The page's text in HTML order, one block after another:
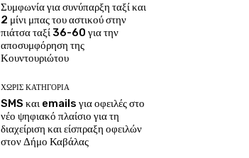
Συμφωνία για συνύπαρξη ταξί και
2 μίνι μπας του αστικού στην
πιάτσα ταξί 36-60 για την
αποσυμφόρηση της
Κουντουριώτου
ΧΩΡΊΣ ΚΑΤΗΓΟΡΊΑ
SMS και emails για οφειλές στο
νέο ψηφιακό πλαίσιο για τη
διαχείριση και είσπραξη οφειλών
στον Δήμο Καβάλας